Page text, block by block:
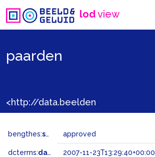
lodview
paarden
bengthes:status approved
dcterms:dateAccepted 2007-11-23T13:29:40+00:00